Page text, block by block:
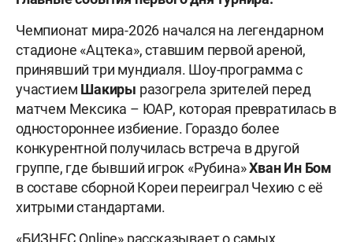
Чемпионат мира-2026 начался на легендарном
стадионе «Ацтека», ставшим первой ареной,
принявший три мундиаля. Шоу-программа с
участием Шакиры разогрела зрителей перед
матчем Мексика – ЮАР, которая превратилась в
одностороннее избиение. Гораздо более
конкурентной получилась встреча в другой
группе, где бывший игрок «Рубина»Хван Ин Бом
в составе сборной Кореи переиграл Чехию с её
хитрыми стандартами.
«БИЗНЕС Online» рассказывает о самых